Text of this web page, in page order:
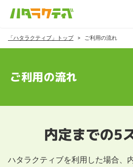
「ハタラクティブ」トップ ご利用の流れ
ご利用の流れ
内定までの5
ハタラクティブを利用した場合、